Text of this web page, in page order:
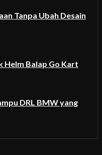
Tanpa Ubah Desain
Helm Balap Go Kart
DRL BMW yang